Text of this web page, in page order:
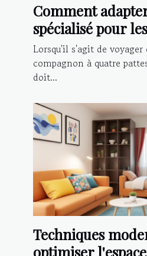
Comment
spécialisé pour
voiture avec
Lorsqu'il s'agit de
compagnon à quatre
doit...
Techniques
optimiser